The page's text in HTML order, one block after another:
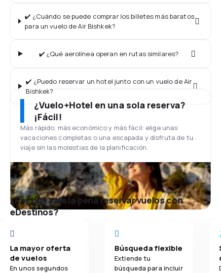
✔️ ¿Cuándo se puede comprar los billetes más baratos
para un vuelo de Air Bishkek?
✔️ ¿Qué aerolínea operan en rutas similares?
✔️ ¿Puedo reservar un hotel junto con un vuelo de Air
Bishkek?
¿Vuelo+Hotel en una sola reserva?
¡Fácil!
Más rápido, más económico y más fácil: elige unas
vacaciones completas o una escapada y disfruta de tu
viaje sin las molestias de la planificación.
¿Por qué vale la pena reservar vuelos con
eDestinos?
La mayor oferta
de vuelos
En unos segundos
Búsqueda flexible
Extiende tu
búsqueda para incluir